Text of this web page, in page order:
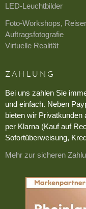
LED-Leuchtbilder
Foto-Workshops,
Auftragsfotografie
Virtuelle Realität
ZAHLUNG
Bei uns zahlen Sie
und einfach. Neben
bieten wir Privatkunden
per Klarna (Kauf auf
Sofortüberweisung,
Mehr zur sicheren